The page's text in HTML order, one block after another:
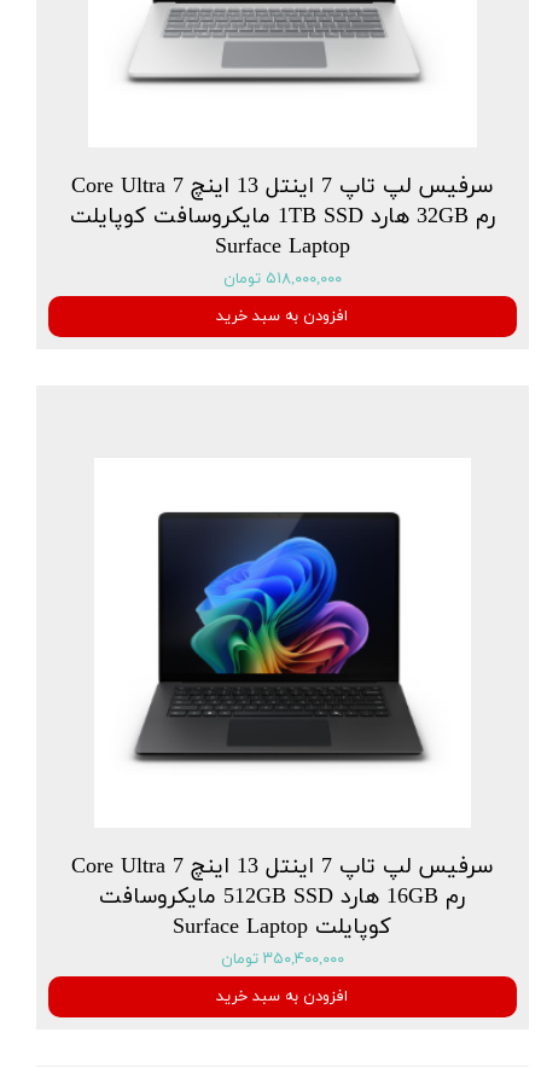
سرفیس لپ تاپ 7 اینتل 13 اینچ Core Ultra 7
رم 32GB هارد 1TB SSD مایکروسافت کوپایلت
Surface Laptop
۵۱۸,۰۰۰,۰۰۰ تومان
افزودن به سبد خرید
سرفیس لپ تاپ 7 اینتل 13 اینچ Core Ultra 7
رم 16GB هارد 512GB SSD مایکروسافت
کوپایلت Surface Laptop
۳۵۰,۴۰۰,۰۰۰ تومان
افزودن به سبد خرید